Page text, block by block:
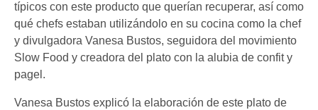
típicos con este producto que querían recuperar, así como
qué chefs estaban utilizándolo en su cocina como la chef
y divulgadora Vanesa Bustos, seguidora del movimiento
Slow Food y creadora del plato con la alubia de confit y
pagel.
Vanesa Bustos explicó la elaboración de este plato de